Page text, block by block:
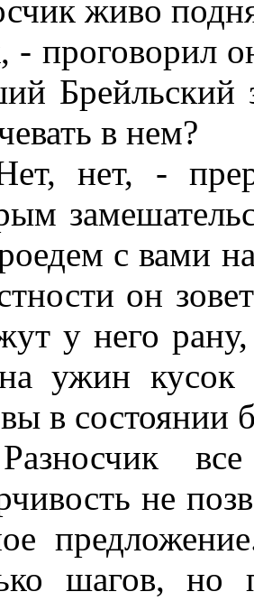
живо
проговорил
Брейльский
в нем?
нет, -
с вами
он
у него
ужин кусок
в состоянии
все
не
шагов, но